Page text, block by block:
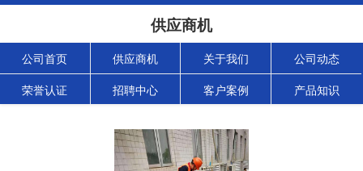
供应商机
公司首页 供应商机 关于我们 公司动态
荣誉认证 招聘中心 客户案例 产品知识